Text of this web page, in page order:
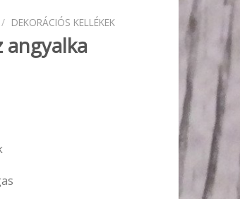
/ DEKORÁCIÓS KELLÉKEK
angyalka